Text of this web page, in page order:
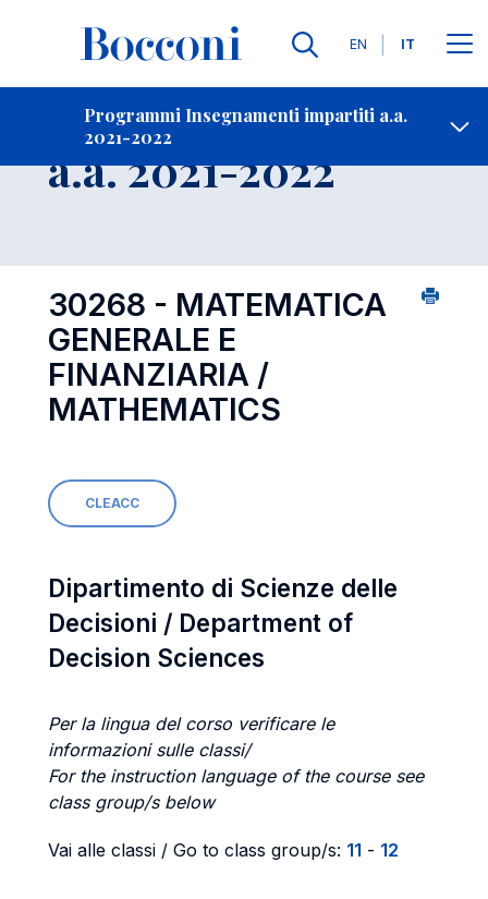
Lingue
EN IT
Programmi Insegnamenti impartiti a.a.
2021-2022
Contatti
Insegnamento
a.a. 2021-2022
30268 - MATEMATICA
GENERALE E
FINANZIARIA /
MATHEMATICS
CLEACC
Dipartimento di Scienze delle
Decisioni / Department of
Decision Sciences
Per la lingua del corso verificare le
informazioni sulle classi/
For the instruction language of the course see
class group/s below
Vai alle classi / Go to class group/s: 11 - 12